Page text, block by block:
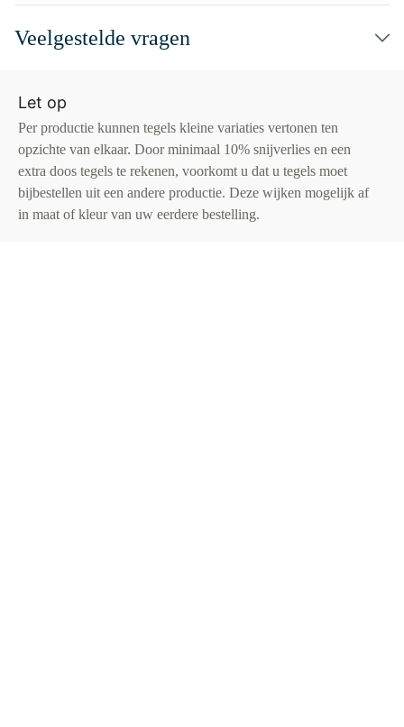
Veelgestelde vragen
Let op
Per productie kunnen tegels kleine variaties vertonen ten
opzichte van elkaar. Door minimaal 10% snijverlies en een
extra doos tegels te rekenen, voorkomt u dat u tegels moet
bijbestellen uit een andere productie. Deze wijken mogelijk af
in maat of kleur van uw eerdere bestelling.